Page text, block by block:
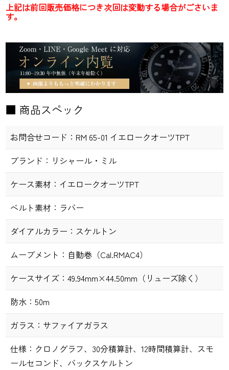
上記は前回販売価格につき次回は変動する場合がごさいま
す。
■ 商品スペック
お問合せコード： RM 65-01 イエロークオーツTPT
ブランド： リシャール・ミル
ケース素材： イエロークオーツTPT
ベルト素材： ラバー
ダイアルカラー： スケルトン
ムーブメント： 自動巻（Cal.RMAC4）
ケースサイズ： 49.94mm×44.50mm（リューズ除く）
防水： 50m
ガラス： サファイアガラス
仕様： クロノグラフ、30分積算計、12時間積算計、スモ
ールセコンド、バックスケルトン